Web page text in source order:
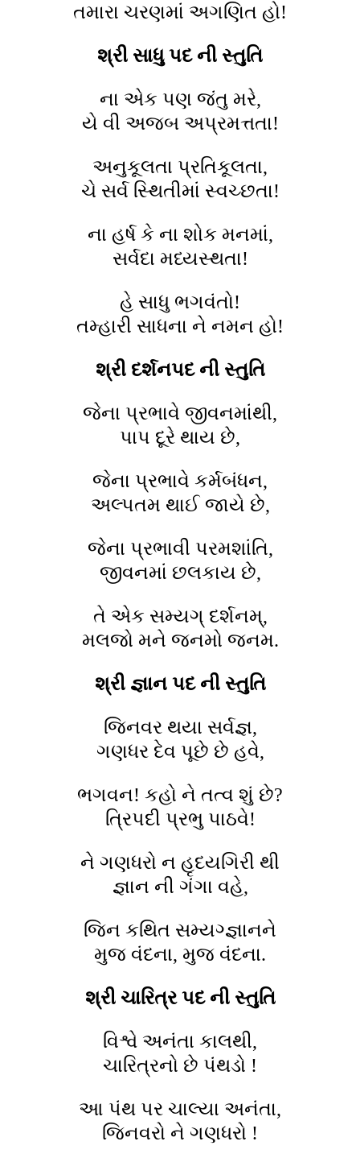
તમારા ચરણમાં અગણિત હો!
શ્રી સાધુ પદ ની સ્તુતિ
ના એક પણ જંતુ મરે,
યે વી અજબ અપ્રમત્તતા!
અનુકૂલતા પ્રતિકૂલતા,
ચે સર્વ સ્થિતીમાં સ્વચ્છતા!
ના હર્ષ કે ના શોક મનમાં,
સર્વદા મધ્યસ્થતા!
હે સાધુ ભગવંતો!
તમ્હારી સાધના ને નમન હો!
શ્રી દર્શનપદ ની સ્તુતિ
જેના પ્રભાવે જીવનમાંથી,
પાપ દૂરે થાય છે,
જેના પ્રભાવે કર્મબંધન,
અલ્પતમ થાઈ જાયે છે,
જેના પ્રભાવી પરમશાંતિ,
જીવનમાં છલકાય છે,
તે એક સમ્યગ્ દર્શનમ્,
મલજો મને જનમો જનમ.
શ્રી જ્ઞાન પદ નીસ્તુતિ
જિનવર થયા સર્વજ્ઞ,
ગણધર દેવ પૂછે છે હવે,
ભગવન! કહો ને તત્વ શું છે?
ત્રિપદી પ્રભુ પાઠવે!
ને ગણધરો ન હૃદયગિરી થી
જ્ઞાન ની ગંગા વહે,
જિન કથિત સમ્યગ્જ્ઞાનને
મુજ વંદના, મુજ વંદના.
શ્રી ચારિત્ર પદ ની સ્તુતિ
વિશ્વે અનંતા કાલથી,
ચારિત્રનો છે પંથડો !
આ પંથ પર ચાલ્યા અનંતા,
જિનવરો ને ગણધરો !